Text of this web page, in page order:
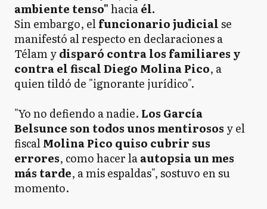
ambiente tenso"haciaél.
Sin embargo, elfuncionario judicialse
manifestó al respecto en declaraciones a
Télam ydisparó contra los familiares y
contra el fiscal Diego Molina Pico, a
quien tildó de "ignorante jurídico".
"Yo no defiendo a nadie. Los García
Belsunce son todos unos mentirosos y el
fiscalMolina Pico quiso cubrir sus
errores, como hacer laautopsia un mes
más tarde, a mis espaldas", sostuvo en su
momento.